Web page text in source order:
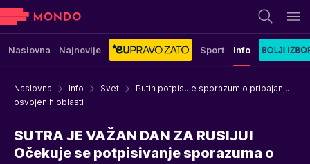
Naslovna Najnovije Sport Info
Naslovna Info Svet
Putin potpisuje sporazum o pripajanju
osvojenih oblasti
SUTRA JE VAŽAN DAN ZA RUSIJU!
Očekuje se potpisivanje sporazuma o